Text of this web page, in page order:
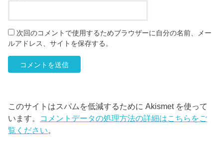
次回のコメントで使用するためブラウザーに自分の名前、メー
ルアドレス、サイトを保存する。
このサイトはスパムを低減するために Akismet を使って
います。 コメントデータの処理方法の詳細はこちらをご
覧ください。